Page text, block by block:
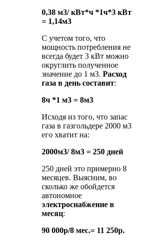
0,38 м3/ кВт*ч *1ч*3 кВт
= 1,14м3
С учетом того, что
мощность потребления не
всегда будет 3 кВт можно
округлить полученное
значение до 1 м3. Расход
газа в день составит:
8ч *1 м3 = 8м3
Исходя из того, что запас
газа в газгольдере 2000 м3
его хватит на:
2000м3/ 8м3 = 250 дней
250 дней это примерно 8
месяцев. Выясним, во
сколько же обойдется
автономное
электроснабжение в
месяц:
90 000р/8 мес.= 11 250р.